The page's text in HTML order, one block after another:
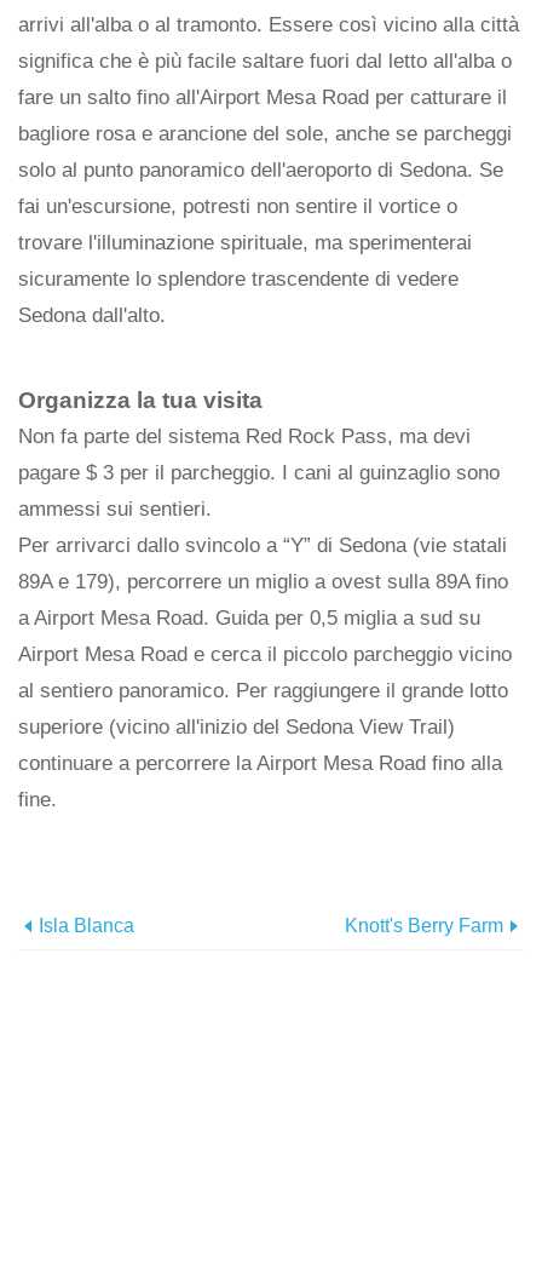
arrivi all'alba o al tramonto. Essere così vicino alla città
significa che è più facile saltare fuori dal letto all'alba o
fare un salto fino all'Airport Mesa Road per catturare il
bagliore rosa e arancione del sole, anche se parcheggi
solo al punto panoramico dell'aeroporto di Sedona. Se
fai un'escursione, potresti non sentire il vortice o
trovare l'illuminazione spirituale, ma sperimenterai
sicuramente lo splendore trascendente di vedere
Sedona dall'alto.
Organizza la tua visita
Non fa parte del sistema Red Rock Pass, ma devi
pagare $ 3 per il parcheggio. I cani al guinzaglio sono
ammessi sui sentieri.
Per arrivarci dallo svincolo a “Y” di Sedona (vie statali
89A e 179), percorrere un miglio a ovest sulla 89A fino
a Airport Mesa Road. Guida per 0,5 miglia a sud su
Airport Mesa Road e cerca il piccolo parcheggio vicino
al sentiero panoramico. Per raggiungere il grande lotto
superiore (vicino all'inizio del Sedona View Trail)
continuare a percorrere la Airport Mesa Road fino alla
fine.
Isla Blanca Knott's Berry Farm